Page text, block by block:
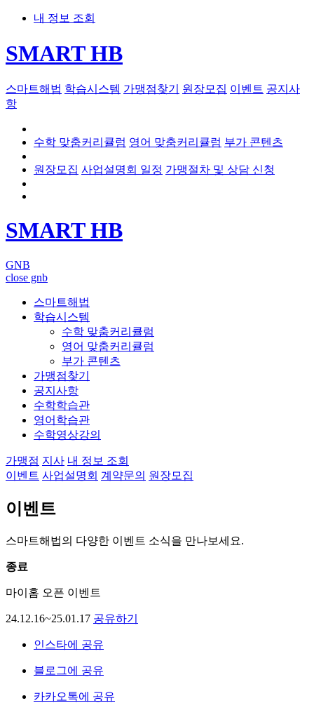
내 정보 조회
SMART HB
스마트해법 학습시스템 가맹점찾기 원장모집 이벤트 공지사
항
수학 맞춤커리큘럼 영어 맞춤커리큘럼 부가 콘텐츠
원장모집 사업설명회 일정 가맹절차 및 상담 신청
SMART HB
GNB
close gnb
스마트해법
학습시스템
수학 맞춤커리큘럼
영어 맞춤커리큘럼
부가 콘텐츠
가맹점찾기
공지사항
수학학습관
영어학습관
수학영상강의
가맹점 지사 내 정보 조회
이벤트 사업설명회 계약문의 원장모집
이벤트
스마트해법의 다양한 이벤트 소식을 만나보세요.
종료
마이홈 오픈 이벤트
24.12.16~25.01.17 공유하기
인스타에 공유
블로그에 공유
카카오톡에 공유